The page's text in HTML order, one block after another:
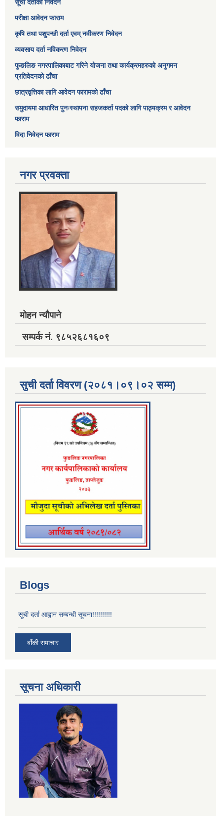
सूची दर्ताको निवेदन
परीक्षा आवेदन फाराम
कृषि तथा पशुपन्छी दर्ता एवम् नवीकरण निवेदन
व्यवसाय दर्ता नविकरण निवेदन
फुङलिङ नगरपालिकाबाट गरिने योजना तथा कार्यक्रमहरुको अनुगमन
प्रतिवेदनको ढाँचा
छात्रवृत्तिका लागि आवेदन फारामको ढाँचा
समुदायमा आधारित पुनःस्थापना सहजकर्ता पदको लागि पाठ्यक्रम र आवेदन
फाराम
विदा निवेदन फाराम
नगर प्रवक्ता
मोहन न्यौपाने
सम्पर्क नं. ९८५२६८१६०९
सुची दर्ता विवरण (२०८१।०९।०२ सम्म)
Blogs
सूची दर्ता आह्वान सम्बन्धी सूचना!!!!!!!!!!
बाँकी समाचार
सूचना अधिकारी